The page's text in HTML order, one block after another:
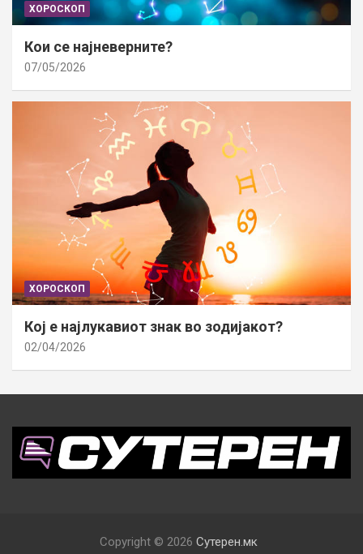
ХОРОСКОП
Кои се најневерните?
07/05/2026
ХОРОСКОП
Кој е најлукавиот знак во зодијакот?
02/04/2026
Copyright © 2026 Сутерен.мк